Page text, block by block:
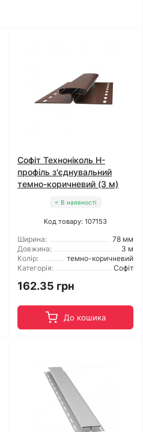
Софіт Техноніколь H-
профіль з'єднувальний
темно-коричневий (3 м)
В наявності
Код товару: 107153
Ширина:
78 мм
Довжина:
3 м
Колір:
темно-коричневий
Категорія:
Софіт
162.35 грн
До кошика